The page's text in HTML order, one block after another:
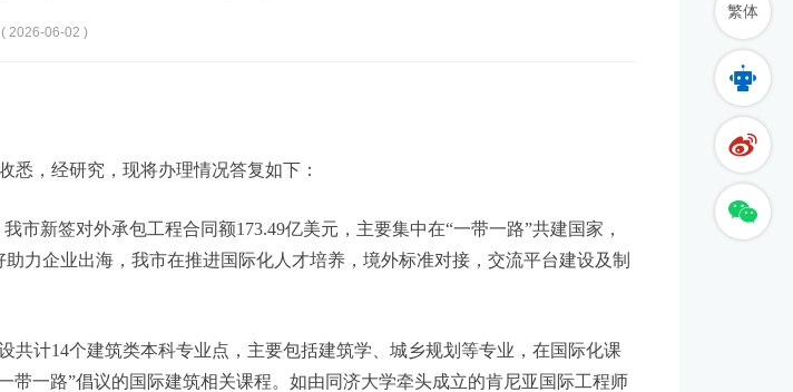
( 2026-06-02 )
，经研究，现将办理情况答复如下：
新签对外承包工程合同额173.49亿美元，主要集中在“一带一路”共建国家，
力企业出海，我市在推进国际化人才培养，境外标准对接，交流平台建设及制
繁体